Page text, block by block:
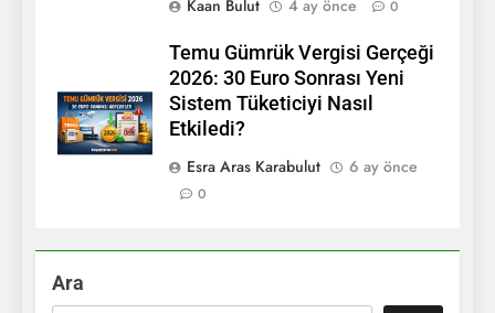
Kaan Bulut
4 ay önce 0
Temu Gümrük Vergisi Gerçeği
2026: 30 Euro Sonrası Yeni
Sistem Tüketiciyi Nasıl
Etkiledi?
Esra Aras Karabulut
6 ay önce
0
Ara